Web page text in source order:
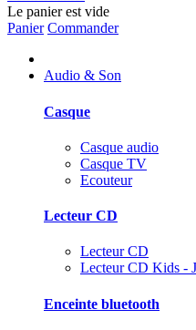
Le panier est vide
Panier Commander
Audio & Son
Casque
Casque audio
Casque TV
Ecouteur
Lecteur CD
Lecteur CD
Lecteur CD Kids -
Enceinte bluetooth